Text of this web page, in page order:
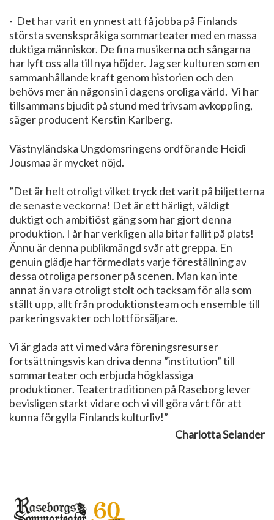
- Det har varit en ynnest att få jobba på Finlands
största svenskspråkiga sommarteater med en massa
duktiga människor. De fina musikerna och sångarna
har lyft oss alla till nya höjder. Jag ser kulturen som en
sammanhållande kraft genom historien och den
behövs mer än någonsin i dagens oroliga värld. Vi har
tillsammans bjudit på stund med trivsam avkoppling,
säger producent Kerstin Karlberg.
Västnyländska Ungdomsringens ordförande Heidi
Jousmaa är mycket nöjd.
”Det är helt otroligt vilket tryck det varit på biljetterna
de senaste veckorna! Det är ett härligt, väldigt
duktigt och ambitiöst gäng som har gjort denna
produktion. I år har verkligen alla bitar fallit på plats!
Ännu är denna publikmängd svår att greppa. En
genuin glädje har förmedlats varje föreställning av
dessa otroliga personer på scenen. Man kan inte
annat än vara otroligt stolt och tacksam för alla som
ställt upp, allt från produktionsteam och ensemble till
parkeringsvakter och lottförsäljare.
Vi är glada att vi med våra föreningsresurser
fortsättningsvis kan driva denna ”institution” till
sommarteater och erbjuda högklassiga
produktioner. Teatertraditionen på Raseborg lever
bevisligen starkt vidare och vi vill göra vårt för att
kunna förgylla Finlands kulturliv!”
Charlotta Selander